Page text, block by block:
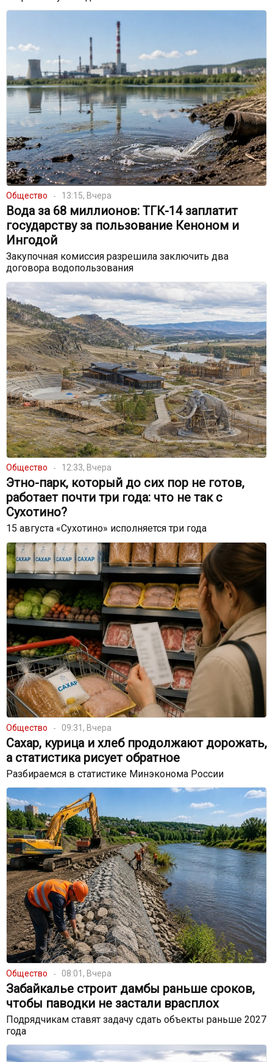
Общество 13:15, Вчера
Вода за 68 миллионов: ТГК-14 заплатит
государству за пользование Кеноном и
Ингодой
Закупочная комиссия разрешила заключить два
договора водопользования
Общество 12:33, Вчера
Этно-парк, который до сих пор не готов,
работает почти три года: что не так с
Сухотино?
15 августа «Сухотино» исполняется три года
Общество 09:31, Вчера
Сахар, курица и хлеб продолжают дорожать,
а статистика рисует обратное
Разбираемся в статистике Минэконома России
Общество 08:01, Вчера
Забайкалье строит дамбы раньше сроков,
чтобы паводки не застали врасплох
Подрядчикам ставят задачу сдать объекты раньше 2027
года